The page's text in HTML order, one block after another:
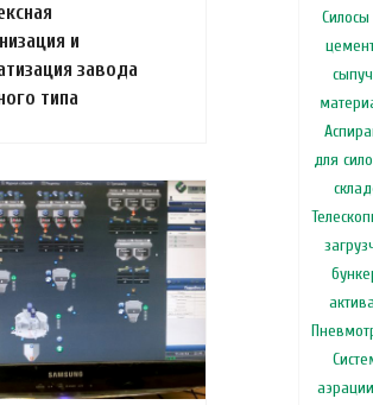
и
завода
типа
для